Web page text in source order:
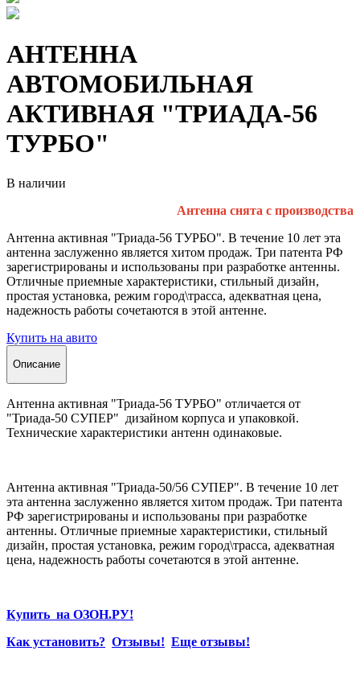
АНТЕННА
АВТОМОБИЛЬНАЯ
АКТИВНАЯ "ТРИАДА-56
ТУРБО"
В наличии
Антенна снята с производства
Антенна активная "Триада-56 ТУРБО". В течение 10 лет эта
антенна заслуженно является хитом продаж. Три патента РФ
зарегистрированы и использованы при разработке антенны.
Отличные приемные характеристики, стильный дизайн,
простая установка, режим город\трасса, адекватная цена,
надежность работы сочетаются в этой антенне.
Купить на авито
Описание
Антенна активная "Триада-56 ТУРБО" отличается от
"Триада-50 СУПЕР" дизайном корпуса и упаковкой.
Технические характеристики антенн одинаковые.
Антенна активная "Триада-50/56 СУПЕР". В течение 10 лет
эта антенна заслуженно является хитом продаж. Три патента
РФ зарегистрированы и использованы при разработке
антенны. Отличные приемные характеристики, стильный
дизайн, простая установка, режим город\трасса, адекватная
цена, надежность работы сочетаются в этой антенне.
Купить на ОЗОН.РУ!
Как установить? Отзывы! Еще отзывы!